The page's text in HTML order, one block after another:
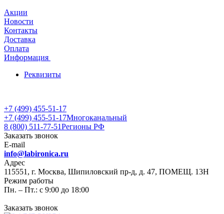
Акции
Новости
Контакты
Доставка
Оплата
Информация
Реквизиты
+7 (499) 455-51-17
+7 (499) 455-51-17Многоканальный
8 (800) 511-77-51Регионы РФ
Заказать звонок
E-mail
info@labironica.ru
Адрес
115551, г. Москва, Шипиловский пр-д, д. 47, ПОМЕЩ. 13Н
Режим работы
Пн. – Пт.: с 9:00 до 18:00
Заказать звонок